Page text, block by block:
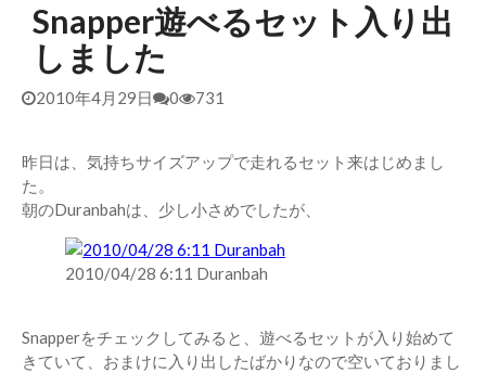
Snapper遊べるセット入り出
しました
2010年4月29日 0 731
昨日は、気持ちサイズアップで走れるセット来はじめまし
た。
朝のDuranbahは、少し小さめでしたが、
2010/04/28 6:11 Duranbah
Snapperをチェックしてみると、遊べるセットが入り始めて
きていて、おまけに入り出したばかりなので空いておりまし